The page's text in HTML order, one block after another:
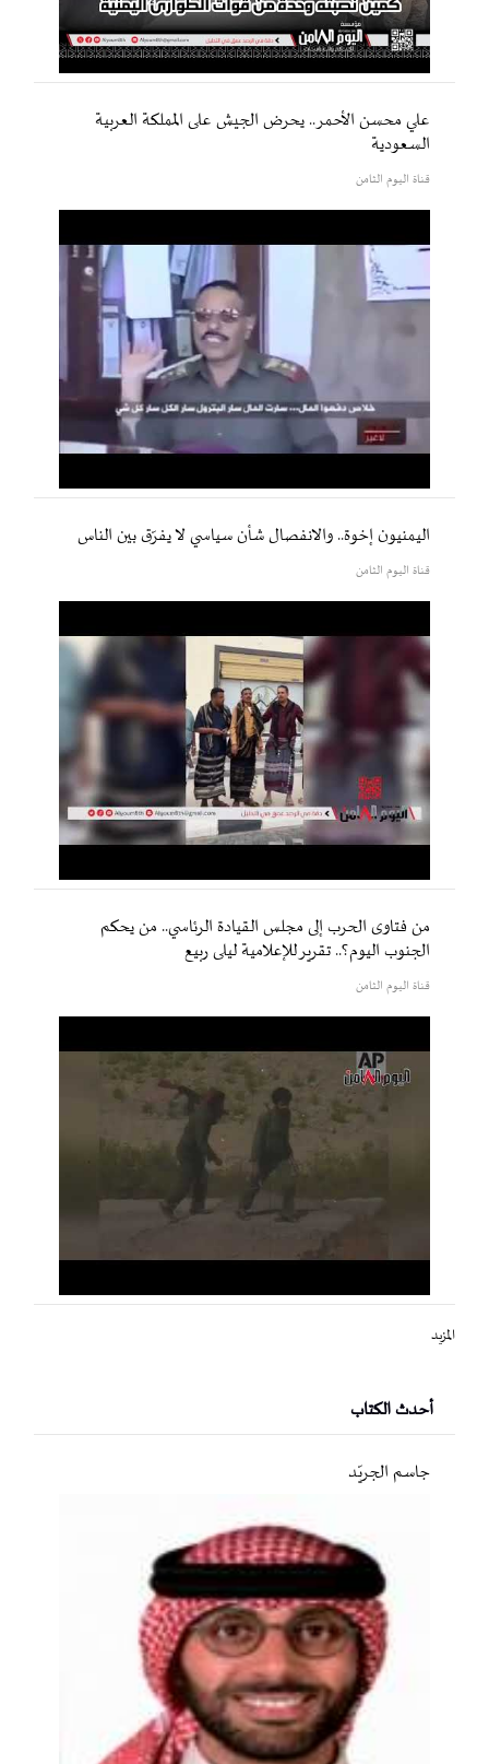
علي محسن الأحمر.. يحرض الجيش على المملكة العربية
السعودية
قناة اليوم الثامن
اليمنيون إخوة.. والانفصال شأن سياسي لا يفرّق بين الناس
قناة اليوم الثامن
من فتاوى الحرب إلى مجلس القيادة الرئاسي.. من يحكم
الجنوب اليوم؟.. تقرير للإعلامية ليلى ربيع
قناة اليوم الثامن
المزيد
أحدث الكتاب
جاسم الجريّد